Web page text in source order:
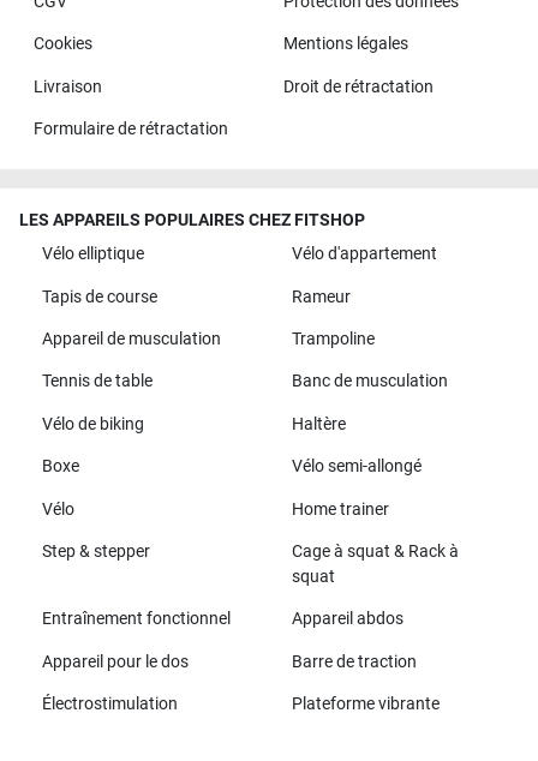
Cookies Mentions légales
Livraison Droit de rétractation
Formulaire de rétractation
LES APPAREILS POPULAIRES CHEZ FITSHOP
Vélo elliptique
Vélo d'appartement
Tapis de course Rameur
Appareil de musculation Trampoline
Tennis de table Banc de musculation
Vélo de biking Haltère
Boxe Vélo semi-allongé
Vélo Home trainer
Step & stepper
Cage à squat & Rack à
squat
Entraînement fonctionnel Appareil abdos
Appareil pour le dos Barre de traction
Électrostimulation Plateforme vibrante